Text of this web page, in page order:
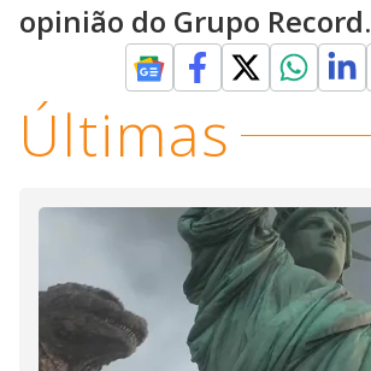
opinião do Grupo Record.
Últimas